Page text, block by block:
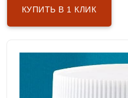
КУПИТЬ В 1 КЛИК